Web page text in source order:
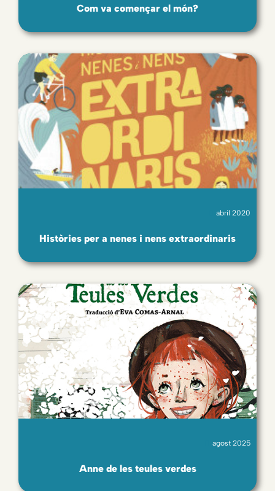
Com va començar el món?
abril 2020
Històries per a nenes i nens extraordinaris
agost 2025
Anne de les teules verdes